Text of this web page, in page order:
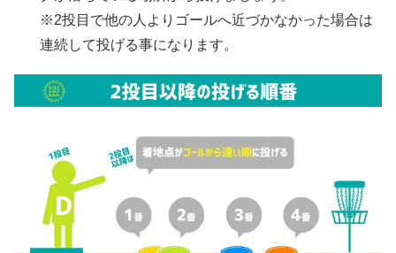
※2投目で他の人よりゴールへ近づかなかった場合は
連続して投げる事になります。